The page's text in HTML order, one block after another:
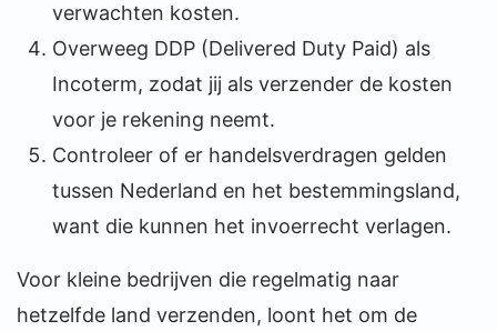
verwachten kosten.
Overweeg DDP (Delivered Duty Paid) als
Incoterm, zodat jij als verzender de kosten
voor je rekening neemt.
Controleer of er handelsverdragen gelden
tussen Nederland en het bestemmingsland,
want die kunnen het invoerrecht verlagen.
Voor kleine bedrijven die regelmatig naar
hetzelfde land verzenden, loont het om de